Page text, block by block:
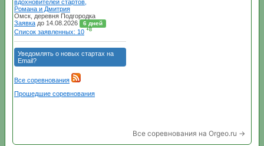
Все соревнования на Orgeo.ru →